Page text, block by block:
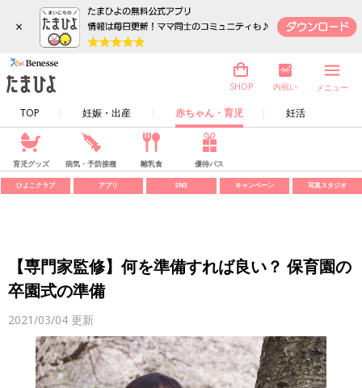
×
TOP 妊娠・出産 赤ちゃん・育児 妊活
SHOP 内祝い メニュー
育児グッズ 病気・予防接種 離乳食 優待パス
ひよこクラブ アプリ SNS キャンペーン 写真スタジオ
【専門家監修】何を準備すれば良い？ 保育園の
卒園式の準備
2021/03/04 更新